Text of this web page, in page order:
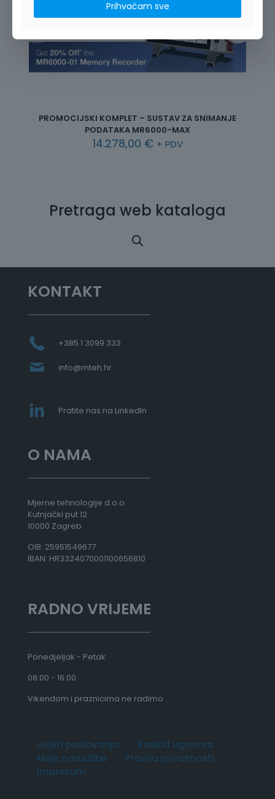
PROMOCIJSKI KOMPLET – SUSTAV ZA SNIMANJE
PODATAKA MR6000-MAX
14.278,00 € + PDV
Pretraga web kataloga
KONTAKT
+385 1 3099 333
info@mteh.hr
Pratite nas na LinkedIn
O NAMA
Mjerne tehnologije d.o.o.
Kutnjački put 12
10000 Zagreb
OIB: 25951549677
IBAN: HR3324070001100656810
RADNO VRIJEME
Ponedjeljak - Petak
08:00 - 16:00
Vikendom i praznicima ne radimo
Uvjeti poslovanja
Raskid ugovora
Moje narudžbe
Pravila privatnosti
Impresum
Prihvaćam sve